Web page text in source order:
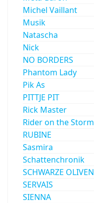
Michel Vaillant
Musik
Natascha
Nick
NO BORDERS
Phantom Lady
Pik As
PITTJE PIT
Rick Master
Rider on the Storm
RUBINE
Sasmira
Schattenchronik
SCHWARZE OLIVEN
SERVAIS
SIENNA